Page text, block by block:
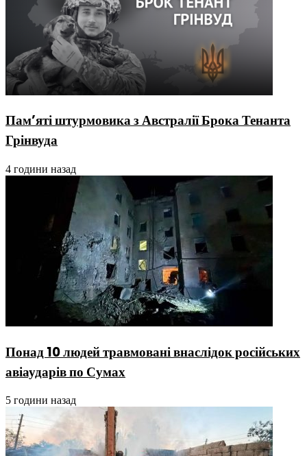
Пам’яті штурмовика з Австралії Брока Тенанта
Грінвуда
4 години назад
Понад 10 людей травмовані внаслідок російських
авіаударів по Сумах
5 години назад